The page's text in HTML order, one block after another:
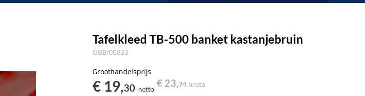
Tafelkleed TB-500 banket kastanjebruin
OBB/00833
Groothandelsprijs
€ 19,30 netto
€ 23,74 bruto